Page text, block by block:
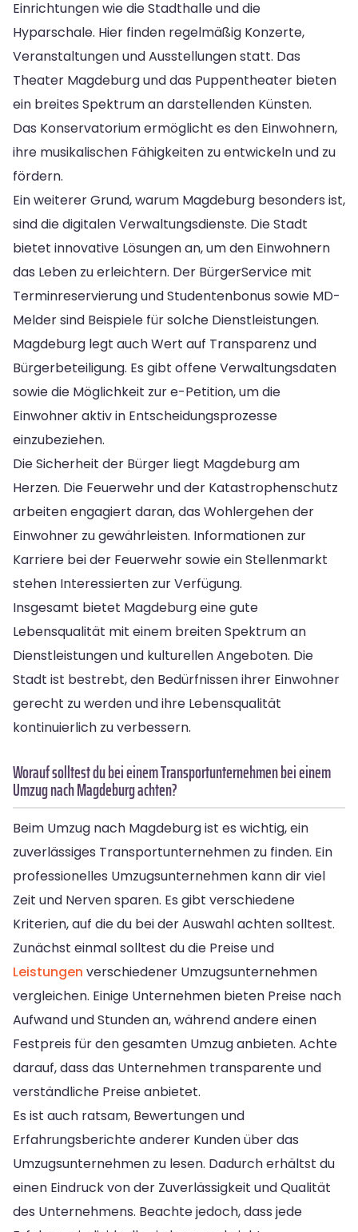
Einrichtungen wie die Stadthalle und die
Hyparschale. Hier finden regelmäßig Konzerte,
Veranstaltungen und Ausstellungen statt. Das
Theater Magdeburg und das Puppentheater bieten
ein breites Spektrum an darstellenden Künsten.
Das Konservatorium ermöglicht es den Einwohnern,
ihre musikalischen Fähigkeiten zu entwickeln und zu
fördern.
Ein weiterer Grund, warum Magdeburg besonders ist,
sind die digitalen Verwaltungsdienste. Die Stadt
bietet innovative Lösungen an, um den Einwohnern
das Leben zu erleichtern. Der BürgerService mit
Terminreservierung und Studentenbonus sowie MD-
Melder sind Beispiele für solche Dienstleistungen.
Magdeburg legt auch Wert auf Transparenz und
Bürgerbeteiligung. Es gibt offene Verwaltungsdaten
sowie die Möglichkeit zur e-Petition, um die
Einwohner aktiv in Entscheidungsprozesse
einzubeziehen.
Die Sicherheit der Bürger liegt Magdeburg am
Herzen. Die Feuerwehr und der Katastrophenschutz
arbeiten engagiert daran, das Wohlergehen der
Einwohner zu gewährleisten. Informationen zur
Karriere bei der Feuerwehr sowie ein Stellenmarkt
stehen Interessierten zur Verfügung.
Insgesamt bietet Magdeburg eine gute
Lebensqualität mit einem breiten Spektrum an
Dienstleistungen und kulturellen Angeboten. Die
Stadt ist bestrebt, den Bedürfnissen ihrer Einwohner
gerecht zu werden und ihre Lebensqualität
kontinuierlich zu verbessern.
Worauf solltest du bei einem Transportunternehmen bei einem
Umzug nach Magdeburg achten?
Beim Umzug nach Magdeburg ist es wichtig, ein
zuverlässiges Transportunternehmen zu finden. Ein
professionelles Umzugsunternehmen kann dir viel
Zeit und Nerven sparen. Es gibt verschiedene
Kriterien, auf die du bei der Auswahl achten solltest.
Zunächst einmal solltest du die Preise und
Leistungen verschiedener Umzugsunternehmen
vergleichen. Einige Unternehmen bieten Preise nach
Aufwand und Stunden an, während andere einen
Festpreis für den gesamten Umzug anbieten. Achte
darauf, dass das Unternehmen transparente und
verständliche Preise anbietet.
Es ist auch ratsam, Bewertungen und
Erfahrungsberichte anderer Kunden über das
Umzugsunternehmen zu lesen. Dadurch erhältst du
einen Eindruck von der Zuverlässigkeit und Qualität
des Unternehmens. Beachte jedoch, dass jede